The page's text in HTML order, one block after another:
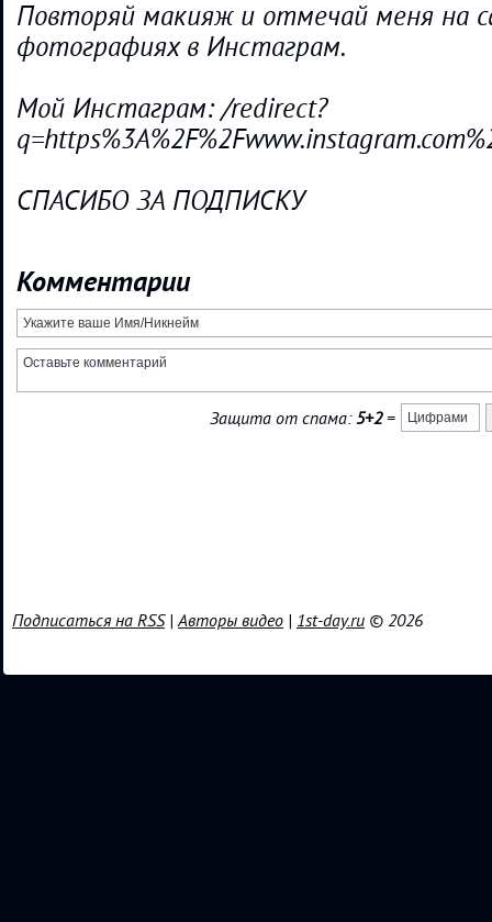
Повторяй макияж и отмечай меня на
фотографиях в Инстаграм.
Мой Инстаграм: /redirect?
СПАСИБО ЗА ПОДПИСКУ
Комментарии
Защита от спама:5+2=
Подписаться на RSS|Авторы видео | 1st-day.ru © 2026